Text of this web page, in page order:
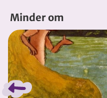
Minder om
Spring bånd over